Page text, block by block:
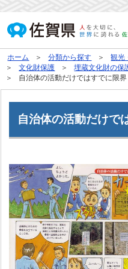
ホーム 分類から探す 観光
文化財保護
埋蔵文化財の保
自治体の活動だけではすでに限界
自治体の活動だけで